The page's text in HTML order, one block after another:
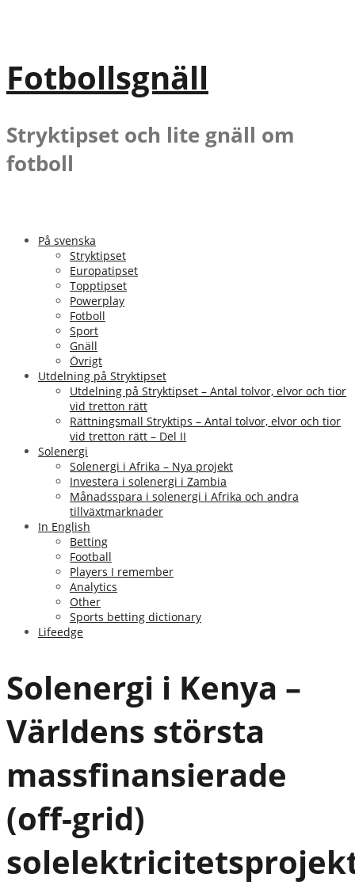
Fotbollsgnäll
Stryktipset och lite gnäll om
fotboll
På svenska
Stryktipset
Europatipset
Topptipset
Powerplay
Fotboll
Sport
Gnäll
Övrigt
Utdelning på Stryktipset
Utdelning på Stryktipset – Antal tolvor, elvor och tior
vid tretton rätt
Rättningsmall Stryktips – Antal tolvor, elvor och tior
vid tretton rätt – Del II
Solenergi
Solenergi i Afrika – Nya projekt
Investera i solenergi i Zambia
Månadsspara i solenergi i Afrika och andra
tillväxtmarknader
In English
Betting
Football
Players I remember
Analytics
Other
Sports betting dictionary
Lifeedge
Solenergi i Kenya –
Världens största
massfinansierade
(off-grid)